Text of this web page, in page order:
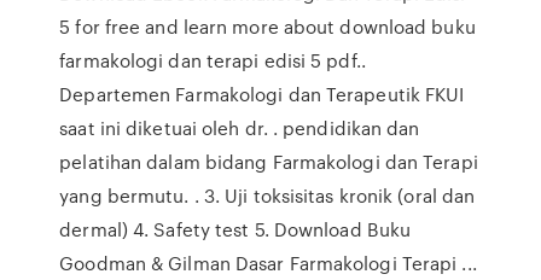
5 for free and learn more about download buku
farmakologi dan terapi edisi 5 pdf..
Departemen Farmakologi dan Terapeutik FKUI
saat ini diketuai oleh dr. . pendidikan dan
pelatihan dalam bidang Farmakologi dan Terapi
yang bermutu. . 3. Uji toksisitas kronik (oral dan
dermal) 4. Safety test 5. Download Buku
Goodman & Gilman Dasar Farmakologi Terapi ...